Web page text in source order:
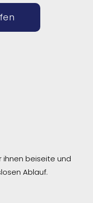
ihnen beiseite und
Ablauf.